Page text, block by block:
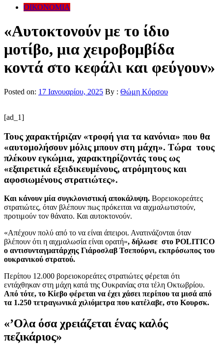
ΟΙΚΟΝΟΜΙΑ
«Αυτοκτονούν με το ίδιο
μοτίβο, μια χειροβομβίδα
κοντά στο κεφάλι και φεύγουν»
Posted on: 17 Ιανουαρίου, 2025 By : Θώμη Κόρσου
[ad_1]
Τους χαρακτήριζαν «τροφή για τα κανόνια» που θα
«αυτομολήσουν μόλις μπουν στη μάχη». Τώρα τους
πλέκουν εγκώμια, χαρακτηρίζοντάς τους ως
«εξαιρετικά εξειδικευμένους, ατρόμητους και
αφοσιωμένους στρατιώτες».
Και κάνουν μία συγκλονιστική αποκάλυψη. Βορειοκορεάτες
στρατιώτες, όταν βλέπουν πως πρόκειται να αιχμαλωτιστούν,
προτιμούν τον θάνατο. Και αυτοκτονούν.
«Απέχουν πολύ από το να είναι άπειροι. Ανατινάζονται όταν
βλέπουν ότι η αιχμαλωσία είναι ορατή», δήλωσε στο POLITICO
ο αντισυνταγματάρχης Γιάροσλαβ Τσεπούρνι, εκπρόσωπος του
ουκρανικού στρατού.
Περίπου 12.000 βορειοκορεάτες στρατιώτες φέρεται ότι
εντάχθηκαν στη μάχη κατά της Ουκρανίας στα τέλη Οκτωβρίου.
Από τότε, το Κίεβο φέρεται να έχει χάσει περίπου τα μισά από
τα 1.250 τετραγωνικά χιλιόμετρα που κατέλαβε, στο Κουρσκ.
«’Ολα όσα χρειάζεται ένας καλός
πεζικάριος»